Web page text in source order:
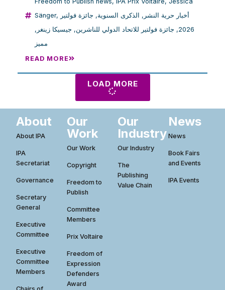
Sänger, أخبار حرية النشر , الذكرى السنوية, جائزة فولتير
2026
, جائزة فولتير للاتحاد الدولي للناشرين, جيسيكا زينغر ,
مميز
READ MORE
LOAD MORE
About
About IPA
IPA
Secretariat
Governance
Secretary
General
Executive
Committee
Executive
Committee
Members
Our
Work
Our Work
Copyright
Freedom to
Publish
Committee
Members
Prix Voltaire
Freedom of
Expression
Defenders
Award
Our
Industry
Our Industry
The
Publishing
Value Chain
News
News
Book Fairs
and Events
IPA Events